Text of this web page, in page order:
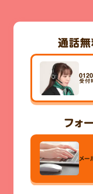
通話無
受付
フォ
メー